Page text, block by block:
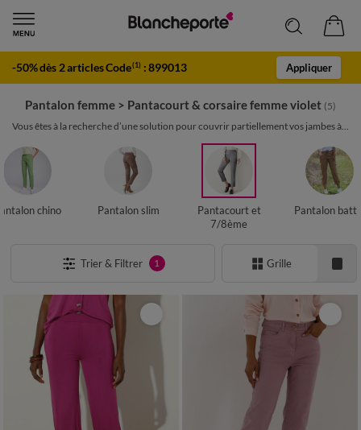
-50% dès 2 articles Code(1) :899013 Appliquer
Pantalon femme > Pantacourt & corsaire femme violet (5)
Vous êtes à la recherche d’une solution pour couvrir partiellement vos jambes à...
chino Pantalon slim
Pantacourt et
7/8ème
Pantalon
Trier & Filtrer 1 Grille